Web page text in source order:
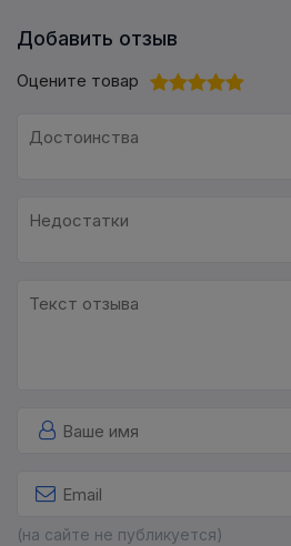
Добавить отзыв
Оцените товар
(на сайте не публикуется)